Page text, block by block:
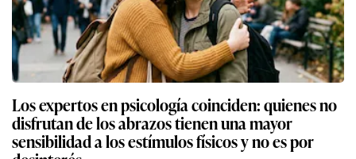
Los expertos en psicología coinciden: quienes no
disfrutan de los abrazos tienen una mayor
sensibilidad a los estímulos físicos y no es por